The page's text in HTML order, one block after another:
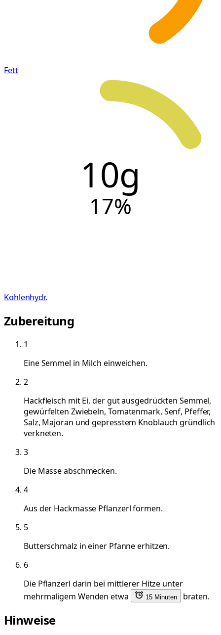
Fett
10g
17%
Kohlenhydr.
Zubereitung
1
Eine Semmel in Milch einweichen.
2
Hackfleisch mit Ei, der gut ausgedrückten Semmel,
gewürfelten Zwiebeln, Tomatenmark, Senf, Pfeffer,
Salz, Majoran und gepresstem Knoblauch gründlich
verkneten.
3
Die Masse abschmecken.
4
Aus der Hackmasse Pflanzerl formen.
5
Butterschmalz in einer Pfanne erhitzen.
6
Die Pflanzerl darin bei mittlerer Hitze unter
mehrmaligem Wenden etwa
15 Minuten braten.
Hinweise